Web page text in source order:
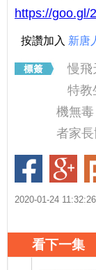
https://goo.gl/
按讚加入 新唐
慢飛
特教
機無毒
者家
2020-01-24 11:32:26
看下一集